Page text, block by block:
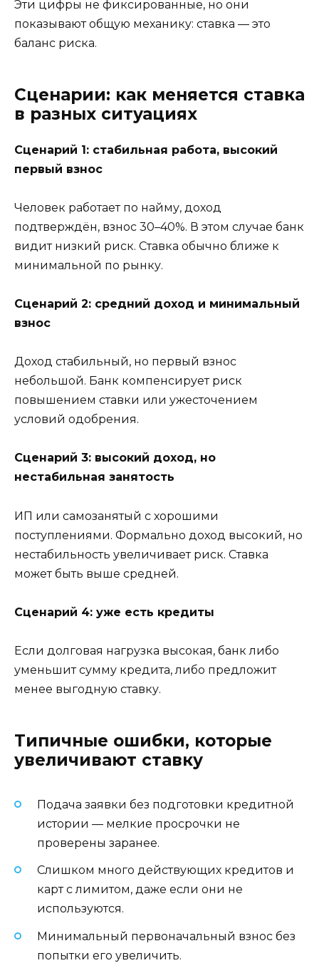
Эти цифры не фиксированные, но они
показывают общую механику: ставка — это
баланс риска.
Сценарии: как меняется ставка
в разных ситуациях
Сценарий 1: стабильная работа, высокий
первый взнос
Человек работает по найму, доход
подтверждён, взнос 30–40%. В этом случае банк
видит низкий риск. Ставка обычно ближе к
минимальной по рынку.
Сценарий 2: средний доход и минимальный
взнос
Доход стабильный, но первый взнос
небольшой. Банк компенсирует риск
повышением ставки или ужесточением
условий одобрения.
Сценарий 3: высокий доход, но
нестабильная занятость
ИП или самозанятый с хорошими
поступлениями. Формально доход высокий, но
нестабильность увеличивает риск. Ставка
может быть выше средней.
Сценарий 4: уже есть кредиты
Если долговая нагрузка высокая, банк либо
уменьшит сумму кредита, либо предложит
менее выгодную ставку.
Типичные ошибки, которые
увеличивают ставку
Подача заявки без подготовки кредитной
истории — мелкие просрочки не
проверены заранее.
Слишком много действующих кредитов и
карт с лимитом, даже если они не
используются.
Минимальный первоначальный взнос без
попытки его увеличить.